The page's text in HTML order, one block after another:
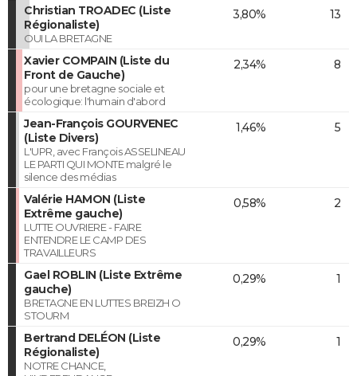
Christian TROADEC (Liste
Régionaliste)
OUI LA BRETAGNE
3,80% 13
Xavier COMPAIN (Liste du
Front de Gauche)
pour une bretagne sociale et
écologique: l'humain d'abord
2,34% 8
Jean-François GOURVENEC
(Liste Divers)
L'UPR, avec François ASSELINEAU
LE PARTI QUI MONTE malgré le
silence des médias
1,46% 5
Valérie HAMON (Liste
Extrême gauche)
LUTTE OUVRIERE - FAIRE
ENTENDRE LE CAMP DES
TRAVAILLEURS
0,58% 2
Gael ROBLIN (Liste Extrême
gauche)
BRETAGNE EN LUTTES BREIZH O
STOURM
0,29% 1
Bertrand DELÉON (Liste
Régionaliste)
NOTRE CHANCE,
0,29% 1